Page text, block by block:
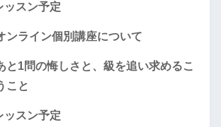
ッスン予定
ンライン個別講座について
と1問の悔しさと、級を追い求めるこ
こと
ッスン予定